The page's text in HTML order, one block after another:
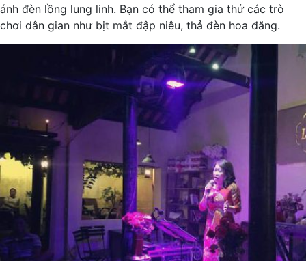
ánh đèn lồng lung linh. Bạn có thể tham gia thử các trò
chơi dân gian như bịt mắt đập niêu, thả đèn hoa đăng.